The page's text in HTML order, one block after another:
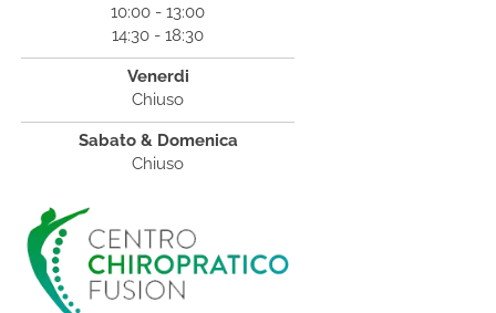
10:00 - 13:00
14:30 - 18:30
Venerdi
Chiuso
Sabato & Domenica
Chiuso